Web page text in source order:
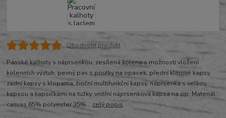
Ohodnotit produkt
Pánské kalhoty s náprsenkou, zesílená kolena s možností vložení
kolenních výztuh, pevný pas s poutky na opasek, přední klínové kapsy,
zadní kapsy s klopama, boční multifunkční kapsy, náprsenka s velkou
kapsou a kapsičkami na tužky, vnitřní náprsenková kapsa na zip. Materiál:
canvas 65% polyester 35%... celý popis